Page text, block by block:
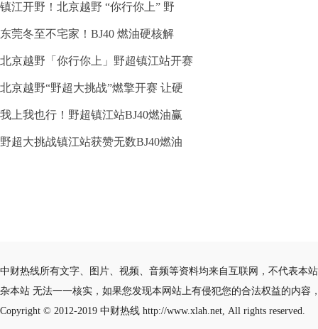
镇江开野！北京越野 “你行你上” 野
东莞冬至不宅家！BJ40 燃油硬核解
北京越野「你行你上」野超镇江站开赛
北京越野“野超大挑战”燃擎开赛 让硬
我上我也行！野超镇江站BJ40燃油赢
野超大挑战镇江站获赞无数BJ40燃油
中财热线所有文字、图片、视频、音频等资料均来自互联网，不代表本
杂本站 无法一一核实，如果您发现本网站上有侵犯您的合法权益的内容
Copyright © 2012-2019 中财热线 http://www.xlah.net, All rights reserved.